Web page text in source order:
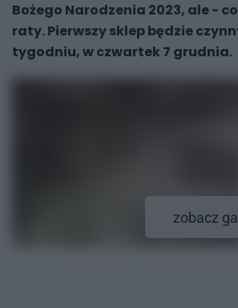
Bożego Narodzenia 2023, ale -
raty. Pierwszy sklep będzie
tygodniu, w czwartek 7 grudnia.
zobacz